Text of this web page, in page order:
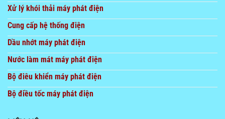
Xử lý khói thải máy phát điện
Cung cấp hệ thống điện
Dầu nhớt máy phát điện
Nước làm mát máy phát điện
Bộ điêu khiển máy phát điện
Bộ điều tốc máy phát điện